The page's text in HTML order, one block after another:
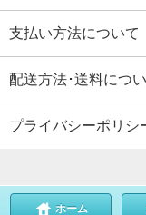
支払い方法について
配送方法･送料につ
プライバシーポリシ
ホーム